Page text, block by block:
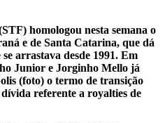
homologou nesta semana o
e de Santa Catarina, que dá
arrastava desde 1991. Em
Junior e Jorginho Mello já
(foto) o termo de transição
referente a royalties de